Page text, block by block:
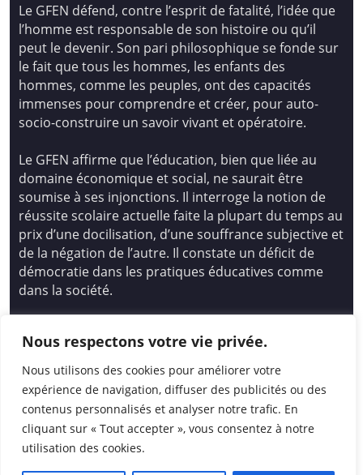
Nous respectons votre vie privée.
Nous utilisons des cookies pour améliorer votre
expérience de navigation, diffuser des publicités ou des
contenus personnalisés et analyser notre trafic. En
cliquant sur « Tout accepter », vous consentez à notre
utilisation des cookies.
Le GFEN défend, contre l’esprit de fatalité, l’idée que
l’homme est responsable de son histoire ou qu’il
peut le devenir. Son pari philosophique se fonde sur
le fait que tous les hommes, les enfants des
hommes, comme les peuples, ont des capacités
immenses pour comprendre et créer, pour auto-
socio-construire un savoir vivant et opératoire.
Le GFEN affirme que l’éducation, bien que liée au
domaine économique et social, ne saurait être
soumise à ses injonctions. Il interroge la notion de
réussite scolaire actuelle faite la plupart du temps au
prix d’une docilisation, d’une souffrance subjective et
de la négation de l’autre. Il constate un déficit de
démocratie dans les pratiques éducatives comme
dans la société.
Nouvelle
14 avenue Spinoza 94200 Ivry Sur Seine
01 46 72 53 17 – gfen@gfen.asso.fr